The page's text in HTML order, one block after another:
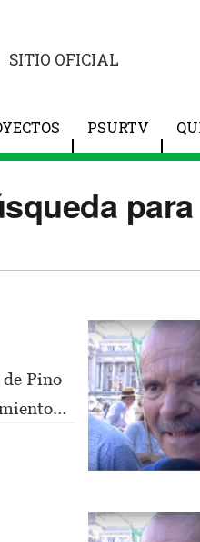
SITIO OFICIAL
PSURTV
para
Pino